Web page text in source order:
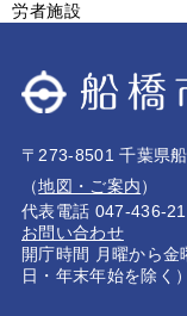
労者施設
〒273-8501 千葉県
（地図・ご案内）
代表電話 047-436-
お問い合わせ
開庁時間 月曜から
日・年末年始を除く）